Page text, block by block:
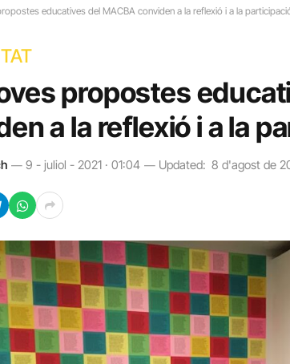
educatives del MACBA conviden a la reflexió i a la
propostes
a la reflexió i a la
9 - juliol - 2021 · 01:04 Updated: 8 d'agost de